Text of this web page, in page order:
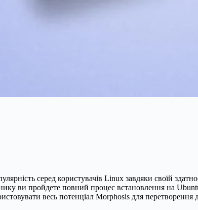
серед користувачів Linux завдяки своїй
ви пройдете повний процес встановлення на
весь потенціал Morphosis для перетворення